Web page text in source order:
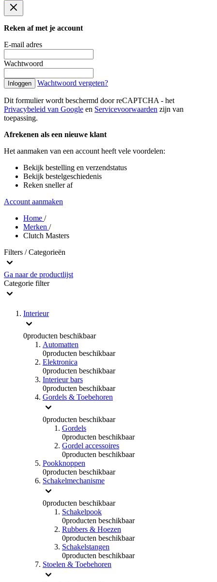
Reken af met je account
E-mail adres
Wachtwoord
Inloggen Wachtwoord vergeten?
Dit formulier wordt beschermd door reCAPTCHA - het
Privacybeleid van Google en Servicevoorwaarden zijn van
toepassing.
Afrekenen als een nieuwe klant
Het aanmaken van een account heeft vele voordelen:
Bekijk bestelling en verzendstatus
Bekijk bestelgeschiedenis
Reken sneller af
Account aanmaken
Home /
Merken /
Clutch Masters
Filters / Categorieën
Ga naar de productlijst
Categorie filter
Interieur
0producten beschikbaar
Automatten
0producten beschikbaar
Elektronica
0producten beschikbaar
Interieur bars
0producten beschikbaar
Gordels & Toebehoren
0producten beschikbaar
Gordels
0producten beschikbaar
Gordel accessoires
0producten beschikbaar
Pookknoppen
0producten beschikbaar
Schakelmechanisme
0producten beschikbaar
Schakelpook
0producten beschikbaar
Rubbers & Hoezen
0producten beschikbaar
Schakelstangen
0producten beschikbaar
Stoelen & Toebehoren